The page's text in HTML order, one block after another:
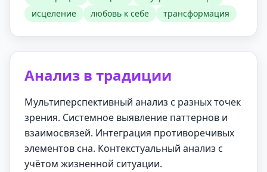
исцеление
любовь к себе трансформация
Анализ в традиции
Мультиперспективный анализ с разных точек
зрения. Системное выявление паттернов и
взаимосвязей. Интеграция противоречивых
элементов сна. Контекстуальный анализ с
учётом жизненной ситуации.